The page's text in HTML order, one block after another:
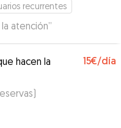
recurrentes
atención”
hacen la
15€/día
)